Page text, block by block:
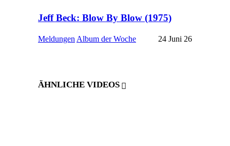
Jeff Beck: Blow By Blow (1975)
Meldungen Album der Woche 24 Juni 26
ÄHNLICHE VIDEOS